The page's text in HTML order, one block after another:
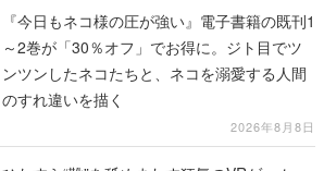
『今日もネコ様の圧が強い』電子書籍の既刊1
～2巻が「30％オフ」でお得に。ジト目でツ
ンツンしたネコたちと、ネコを溺愛する人間
のすれ違いを描く
2026年8月8日